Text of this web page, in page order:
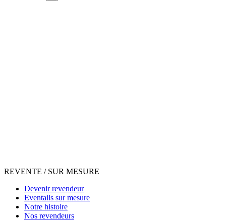
REVENTE / SUR MESURE
Devenir revendeur
Eventails sur mesure
Notre histoire
Nos revendeurs